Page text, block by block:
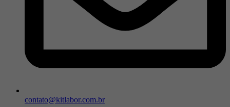
contato@kitlabor.com.br